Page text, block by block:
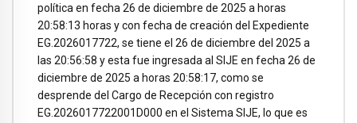
política en fecha 26 de diciembre de 2025 a horas
20:58:13 horas y con fecha de creación del Expediente
EG.2026017722, se tiene el 26 de diciembre del 2025 a
las 20:56:58 y esta fue ingresada al SIJE en fecha 26 de
diciembre de 2025 a horas 20:58:17, como se
desprende del Cargo de Recepción con registro
EG.2026017722001D000 en el Sistema SIJE, lo que es